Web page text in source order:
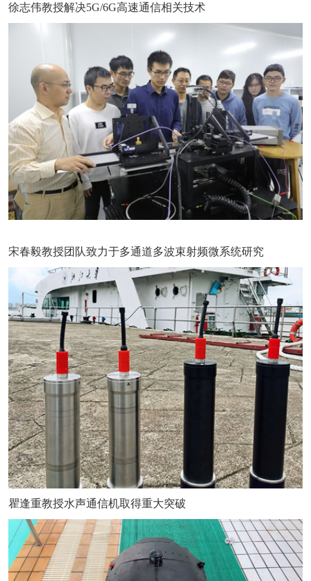
徐志伟教授解决5G/6G高速通信相关技术
宋春毅教授团队致力于多通道多波束射频微系统研究
瞿逢重教授水声通信机取得重大突破